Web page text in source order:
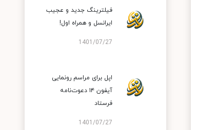
فیلترینگ جدید و عجیب
ایرانسل و همراه اول!
1401/07/27
اپل برای مراسم رونمایی
آیفون ۱۴ دعوت‌نامه
فرستاد
1401/07/27